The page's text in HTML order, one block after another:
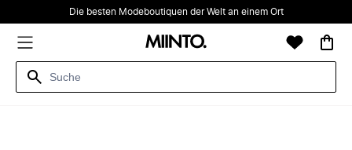
Die besten Modeboutiquen der Welt an einem Ort